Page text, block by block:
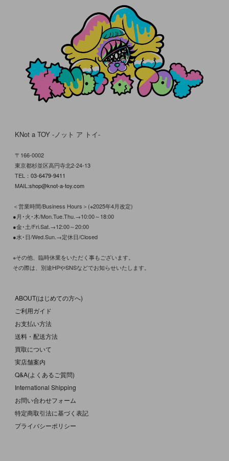
KNot a TOY -ノット ア トイ-
〒166-0002
東京都杉並区高円寺北2-24-13
TEL： 03-6479-9411
MAIL:shop@knot-a-toy.com
＜営業時間/Business Hours＞(※2025年4月改定)
●月･火･木/Mon.Tue.Thu.→10:00～18:00
●金･土/Fri.Sat.→12:00～20:00
●水･日/Wed.Sun.→定休日/Closed
※その他、臨時休業をいただく事もございます。
その際は、別途HPやSNSなどでお知らせいたします。
ABOUT(はじめての方へ)
ご利用ガイド
お支払い方法
送料・配送方法
買取について
実店舗案内
Q&A(よくあるご質問)
International Shipping
お問い合わせフォーム
特定商取引法に基づく表記
プライバシーポリシー